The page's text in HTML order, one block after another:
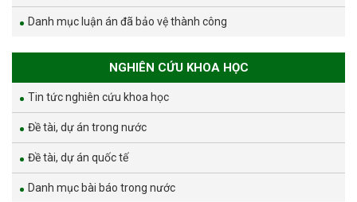
Danh mục luận án đã bảo vệ thành công
NGHIÊN CỨU KHOA HỌC
Tin tức nghiên cứu khoa học
Đề tài, dự án trong nước
Đề tài, dự án quốc tế
Danh mục bài báo trong nước